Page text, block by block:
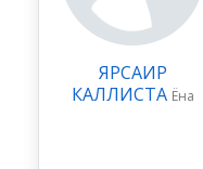
ЯРСАИР
КАЛЛИСТА Ёна